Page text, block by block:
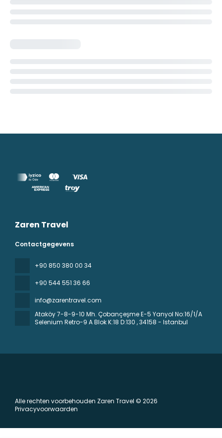
Zaren Travel
Contactgegevens
+90 850 380 00 34
+90 544 551 36 66
info@zarentravel.com
Ataköy 7-8-9-10 Mh. Çobançeşme E-5 Yanyol No:16/1/A
Selenium Retro-9 A Blok K:18 D:130 , 34158 - Istanbul
Alle rechten voorbehouden Zaren Travel © 2026
Privacyvoorwaarden